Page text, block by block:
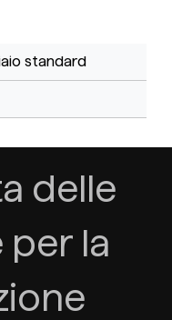
standard
delle
per la